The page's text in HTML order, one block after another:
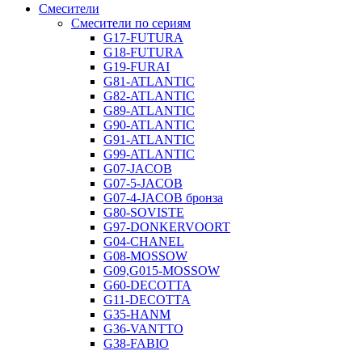
Смесители
Смесители по сериям
G17-FUTURA
G18-FUTURA
G19-FURAI
G81-ATLANTIC
G82-ATLANTIC
G89-ATLANTIC
G90-ATLANTIC
G91-ATLANTIC
G99-ATLANTIC
G07-JACOB
G07-5-JACOB
G07-4-JACOB бронза
G80-SOVISTE
G97-DONKERVOORT
G04-CHANEL
G08-MOSSOW
G09,G015-MOSSOW
G60-DECOTTA
G11-DECOTTA
G35-HANM
G36-VANTTO
G38-FABIO